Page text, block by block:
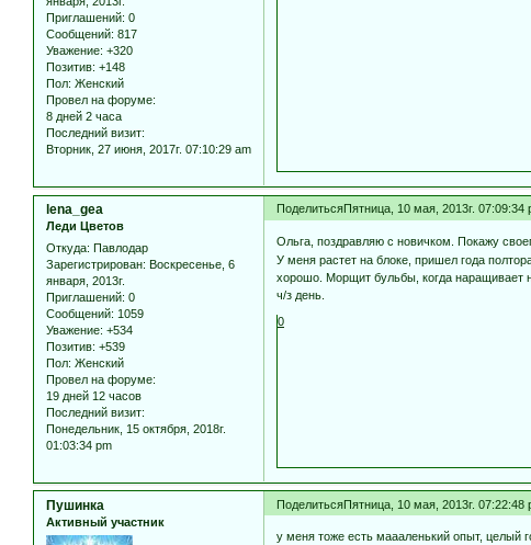
Приглашений: 0
Сообщений: 817
Уважение: +320
Позитив: +148
Пол: Женский
Провел на форуме:
8 дней 2 часа
Последний визит:
Вторник, 27 июня, 2017г. 07:10:29 am
ПоделитьсяПятница, 10 мая, 2013г. 07:09:34
lena_gea
Леди Цветов
Откуда: Павлодар
Зарегистрирован: Воскресенье, 6
января, 2013г.
Приглашений: 0
Сообщений: 1059
Уважение: +534
Позитив: +539
Пол: Женский
Провел на форуме:
19 дней 12 часов
Последний визит:
Понедельник, 15 октября, 2018г.
01:03:34 pm
Ольга, поздравляю с новичком. Покажу
У меня растет на блоке, пришел года
хорошо. Морщит бульбы, когда наращивает
ч/з день.
0
ПоделитьсяПятница, 10 мая, 2013г. 07:22:48
Пушинка
Активный участник
у меня тоже есть маааленький опыт, целый